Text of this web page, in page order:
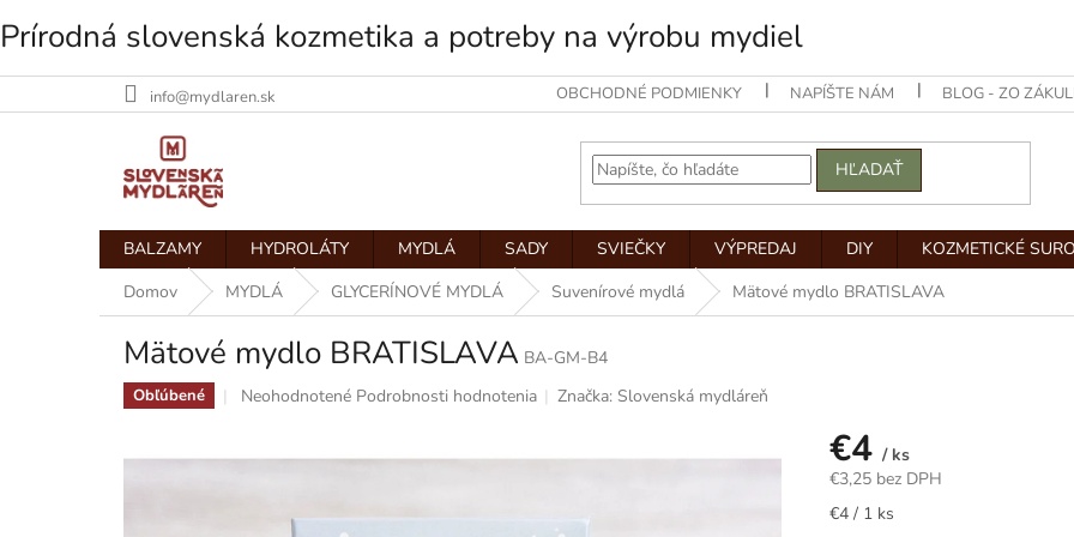
Prírodná slovenská kozmetika a potreby na výrobu mydiel
Prejsť
info@mydlaren.sk OBCHODNÉ PODMIENKY NAPÍŠTE NÁM BLOG - ZO
HĽADAŤ
BALZAMY HYDROLÁTY MYDLÁ SADY SVIEČKY VÝPREDAJ DIY
KOZMETICKÉ
Domov
MYDLÁ GLYCERÍNOVÉ MYDLÁ Suvenírové mydlá Mätové mydlo BRATISLAVA
Mätové mydlo BRATISLAVA BA-GM-B4
Obľúbené
Priemerné
je
Neohodnotené Podrobnosti hodnotenia Značka: Slovenská mydláreň
€4 / ks
€3,25 bez DPH
Jednotková
€4 / 1 ks